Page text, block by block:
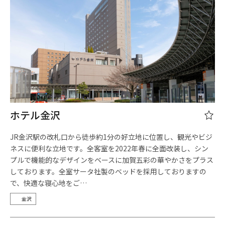
ホテル金沢
JR金沢駅の改札口から徒歩約1分の好立地に位置し、観光やビジ
ネスに便利な立地です。全客室を2022年春に全面改装し、シン
プルで機能的なデザインをベースに加賀五彩の華やかさをプラス
しております。全室サータ社製のベッドを採用しておりますの
で、快適な寝心地をご…
金沢